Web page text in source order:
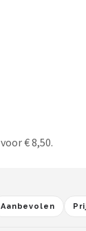
voor € 8,50.
Aanbevolen